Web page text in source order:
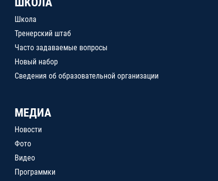
Школа
Тренерский штаб
Часто задаваемые вопросы
Новый набор
Сведения об образовательной организации
МЕДИА
Новости
Фото
Видео
Программки